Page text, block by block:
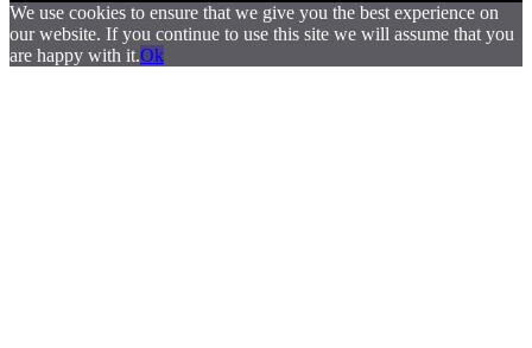
We use cookies to ensure that we give you the best experience on
our website. If you continue to use this site we will assume that you
are happy with it.Ok